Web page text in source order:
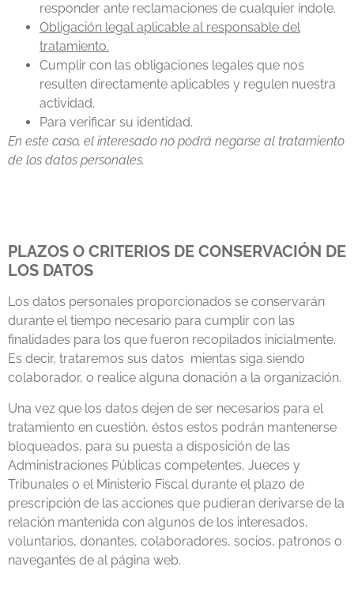
responder ante reclamaciones de cualquier índole.
Obligación legal aplicable al responsable del
tratamiento.
Cumplir con las obligaciones legales que nos
resulten directamente aplicables y regulen nuestra
actividad.
Para verificar su identidad.
En este caso, el interesado no podrá negarse al tratamiento
de los datos personales.
PLAZOS O CRITERIOS DE CONSERVACIÓN DE
LOS DATOS
Los datos personales proporcionados se conservarán
durante el tiempo necesario para cumplir con las
finalidades para los que fueron recopilados inicialmente.
Es decir, trataremos sus datos mientas siga siendo
colaborador, o realice alguna donación a la organización.
Una vez que los datos dejen de ser necesarios para el
tratamiento en cuestión, éstos estos podrán mantenerse
bloqueados, para su puesta a disposición de las
Administraciones Públicas competentes, Jueces y
Tribunales o el Ministerio Fiscal durante el plazo de
prescripción de las acciones que pudieran derivarse de la
relación mantenida con algunos de los interesados,
voluntarios, donantes, colaboradores, socios, patronos o
navegantes de al página web.